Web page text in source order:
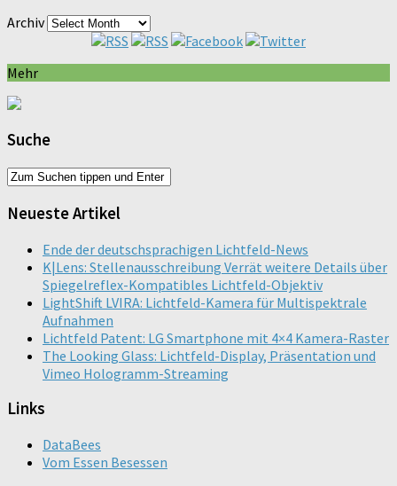
Archiv
Mehr
Suche
Neueste Artikel
Ende der deutschsprachigen Lichtfeld-News
K|Lens: Stellenausschreibung Verrät weitere Details über
Spiegelreflex-Kompatibles Lichtfeld-Objektiv
LightShift LVIRA: Lichtfeld-Kamera für Multispektrale
Aufnahmen
Lichtfeld Patent: LG Smartphone mit 4×4 Kamera-Raster
The Looking Glass: Lichtfeld-Display, Präsentation und
Vimeo Hologramm-Streaming
Links
DataBees
Vom Essen Besessen